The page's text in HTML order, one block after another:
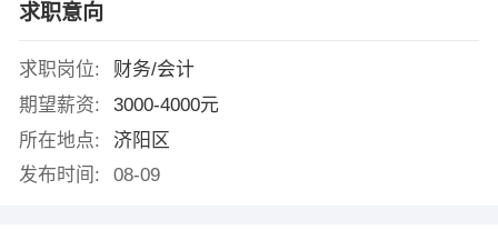
求职意向
求职岗位:
财务/会计
期望薪资:
3000-4000元
所在地点:
济阳区
发布时间:
08-09